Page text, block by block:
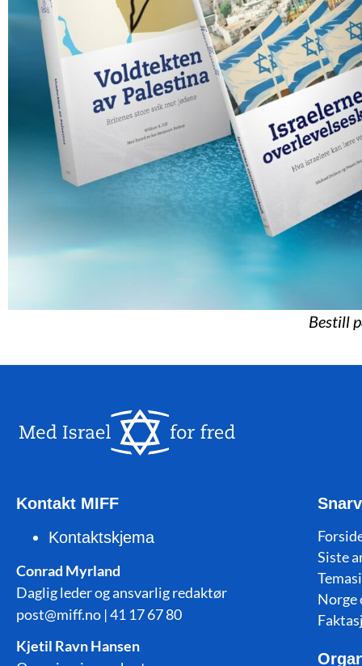
Bestill
Kontakt MIFF
Kontaktskjema
Conrad Myrland
Daglig leder og ansvarlig redaktør
post@miff.no | 41 17 67 80
Kjetil Ravn Hansen
Siste
Norge